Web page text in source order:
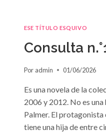
ESE TÍTULO ESQUIVO
Consulta
Por admin 01/06/2026
Es una novela de la
2006 y 2012. No es
Palmer. El protagonista
tiene una hija de entre